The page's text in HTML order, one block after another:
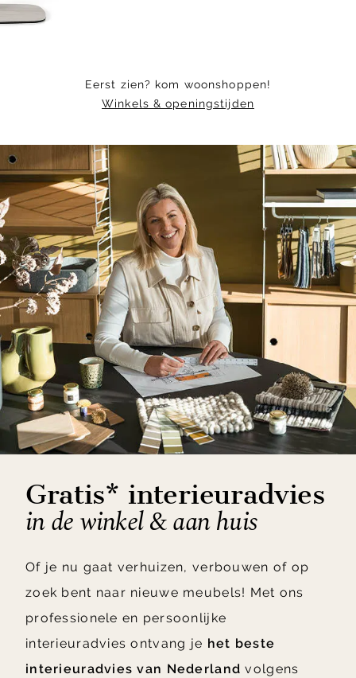
Eerst zien? kom woonshoppen!
Winkels & openingstijden
Gratis* interieuradvies
in de winkel & aan huis
Of je nu gaat verhuizen, verbouwen of op
zoek bent naar nieuwe meubels! Met ons
professionele en persoonlijke
interieuradvies ontvang je het beste
interieuradvies van Nederland volgens